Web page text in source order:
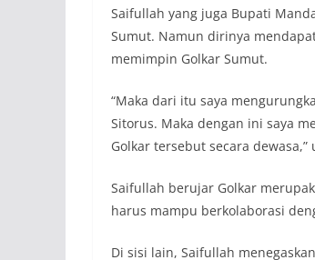
Saifullah yang juga Bupati
Sumut. Namun dirinya
memimpin Golkar Sumut.
“Maka dari itu saya
Sitorus. Maka dengan ini saya
Golkar tersebut secara
Saifullah berujar Golkar
harus mampu berkolaborasi
Di sisi lain, Saifullah